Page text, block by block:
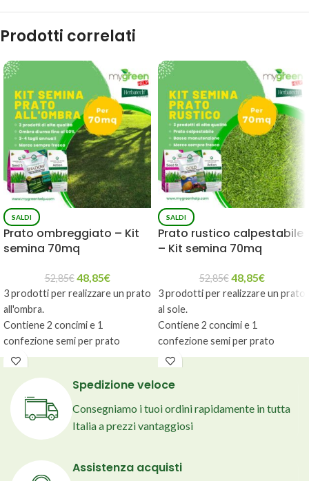
Prodotti correlati
SALDI
Prato ombreggiato – Kit
semina 70mq
52,85€ 48,85€
3 prodotti per realizzare un prato
all'ombra.
Contiene 2 concimi e 1
confezione semi per prato
ombreggiato Shadow.
70mq.
SALDI
Prato rustico calpestabile
– Kit semina 70mq
52,85€ 48,85€
3 prodotti per realizzare un prato
al sole.
Contiene 2 concimi e 1
confezione semi per prato
soleggiato Gold.
70mq.
Spedizione veloce
Consegniamo i tuoi ordini rapidamente in tutta
Italia a prezzi vantaggiosi
Assistenza acquisti